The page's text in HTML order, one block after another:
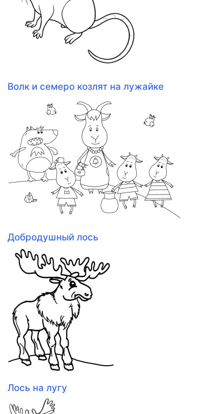
Волк и семеро козлят на лужайке
Добродушный лось
Лось на лугу